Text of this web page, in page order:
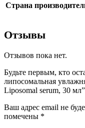
Страна
Отзывы
Отзывов пока нет.
Будьте первым, кто
липосомальная
Liposomal serum, 30 мл”
Ваш адрес email не
помечены *